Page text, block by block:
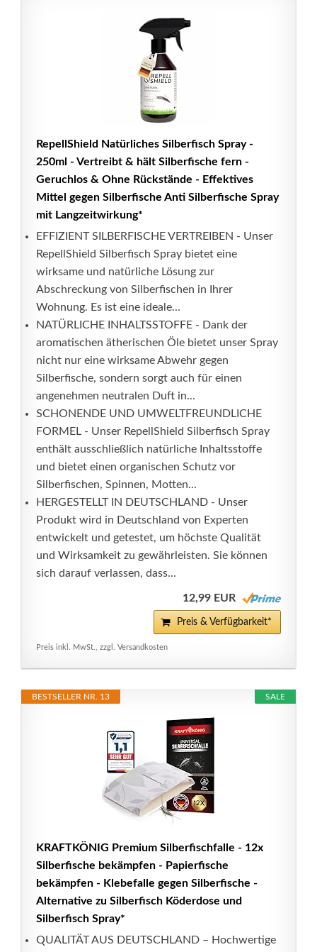
RepellShield Natürliches Silberfisch Spray -
250ml - Vertreibt & hält Silberfische fern -
Geruchlos & Ohne Rückstände - Effektives
Mittel gegen Silberfische Anti Silberfische Spray
mit Langzeitwirkung*
EFFIZIENT SILBERFISCHE VERTREIBEN - Unser
RepellShield Silberfisch Spray bietet eine
wirksame und natürliche Lösung zur
Abschreckung von Silberfischen in Ihrer
Wohnung. Es ist eine ideale...
NATÜRLICHE INHALTSSTOFFE - Dank der
aromatischen ätherischen Öle bietet unser Spray
nicht nur eine wirksame Abwehr gegen
Silberfische, sondern sorgt auch für einen
angenehmen neutralen Duft in...
SCHONENDE UND UMWELTFREUNDLICHE
FORMEL - Unser RepellShield Silberfisch Spray
enthält ausschließlich natürliche Inhaltsstoffe
und bietet einen organischen Schutz vor
Silberfischen, Spinnen, Motten...
HERGESTELLT IN DEUTSCHLAND - Unser
Produkt wird in Deutschland von Experten
entwickelt und getestet, um höchste Qualität
und Wirksamkeit zu gewährleisten. Sie können
sich darauf verlassen, dass...
12,99 EUR
Preis & Verfügbarkeit*
Preis inkl. MwSt., zzgl. Versandkosten
SALE
BESTSELLER NR. 13
KRAFTKÖNIG Premium Silberfischfalle - 12x
Silberfische bekämpfen - Papierfische
bekämpfen - Klebefalle gegen Silberfische -
Alternative zu Silberfisch Köderdose und
Silberfisch Spray*
QUALITÄT AUS DEUTSCHLAND – Hochwertige